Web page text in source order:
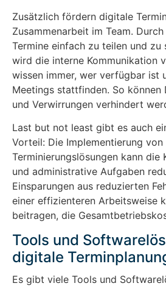
Zusätzlich fördern digitale
Zusammenarbeit im Team.
Termine einfach zu teilen und zu
wird die interne Kommunikation
wissen immer, wer verfügbar ist
Meetings stattfinden. So können
und Verwirrungen verhindert
Last but not least gibt es auch
Vorteil: Die Implementierung
Terminierungslösungen kann die
und administrative Aufgaben
Einsparungen aus reduzierten
einer effizienteren Arbeitsweise
beitragen, die
Tools und
digitale
Es gibt viele Tools und